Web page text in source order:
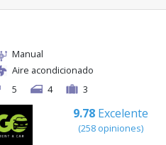
Manual
Aire acondicionado
5
4 3
9.78 Excelente
(258 opiniones)